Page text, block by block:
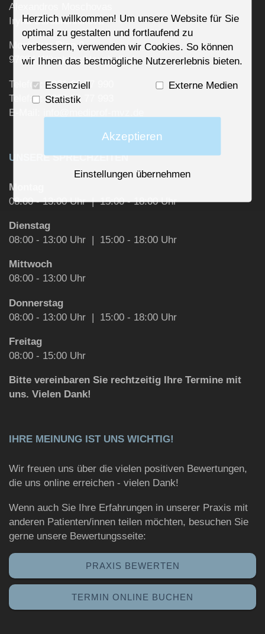
Alexandros Moschovas
Iryna Serebrennikova
Moskauer Ring 2
97084 Würzburg/Heuchelhof
Telefon: 0931 66 77 990
Telefax: 0931 66 77 993
E-Mail:
UNSERE SPRECHZEITEN
Montag
08:00 - 13:00 Uhr | 15:00 - 18:00 Uhr
Dienstag
08:00 - 13:00 Uhr | 15:00 - 18:00 Uhr
Mittwoch
08:00 - 13:00 Uhr
Donnerstag
08:00 - 13:00 Uhr | 15:00 - 18:00 Uhr
Freitag
08:00 - 15:00 Uhr
Bitte vereinbaren Sie rechtzeitig Ihre Termine mit
uns. Vielen Dank!
IHRE MEINUNG IST UNS WICHTIG!
Wir freuen uns über die vielen positiven Bewertungen,
die uns online erreichen - vielen Dank!
Wenn auch Sie Ihre Erfahrungen in unserer Praxis mit
anderen Patienten/innen teilen möchten, besuchen Sie
gerne unsere Bewertungsseite:
PRAXIS BEWERTEN
TERMIN ONLINE BUCHEN
Herzlich willkommen! Um unsere Website für Sie
optimal zu gestalten und fortlaufend zu
verbessern, verwenden wir Cookies. So können
wir Ihnen das bestmögliche Nutzererlebnis bieten.
Essenziell
Externe Medien
Statistik
Akzeptieren
Einstellungen übernehmen